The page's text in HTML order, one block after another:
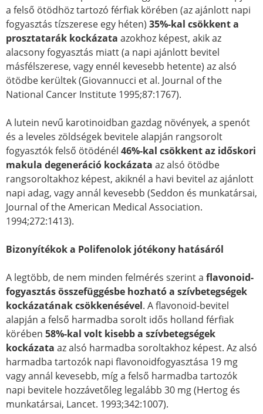
a felső ötödhöz tartozó férfiak körében (az ajánlott napi
fogyasztás tízszerese egy héten) 35%-kal csökkent a
prosztatarák kockázata azokhoz képest, akik az
alacsony fogyasztás miatt (a napi ajánlott bevitel
másfélszerese, vagy ennél kevesebb hetente) az alsó
ötödbe kerültek (Giovannucci et al. Journal of the
National Cancer Institute 1995;87:1767).
A lutein nevű karotinoidban gazdag növények, a spenót
és a leveles zöldségek bevitele alapján rangsorolt
fogyasztók felső ötödénél 46%-kal csökkent az időskori
makula degeneráció kockázata az alsó ötödbe
rangsoroltakhoz képest, akiknél a havi bevitel az ajánlott
napi adag, vagy annál kevesebb (Seddon és munkatársai,
Journal of the American Medical Association.
1994;272:1413).
Bizonyítékok a Polifenolok jótékony hatásáról
A legtöbb, de nem minden felmérés szerint a flavonoid-
fogyasztás összefüggésbe hozható a szívbetegségek
kockázatának csökkenésével. A flavonoid-bevitel
alapján a felső harmadba sorolt idős holland férfiak
körében 58%-kal volt kisebb a szívbetegségek
kockázata az alsó harmadba soroltakhoz képest. Az alsó
harmadba tartozók napi flavonoidfogyasztása 19 mg
vagy annál kevesebb, míg a felső harmadba tartozók
napi bevitele hozzávetőleg legalább 30 mg (Hertog és
munkatársai, Lancet. 1993;342:1007).